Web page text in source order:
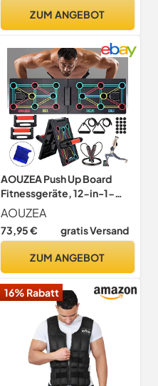
ZUM ANGEBOT
AOUZEA Push Up Board
Fitnessgeräte, 12-in-1-
Faltbares Multifunktions
Tragbar Liegestütze Brett,
Fitness Geräte mit
Rutschfester Silikonmatte,
AOUZEA
73,95 € gratis Versand
ZUM ANGEBOT
16% Rabatt